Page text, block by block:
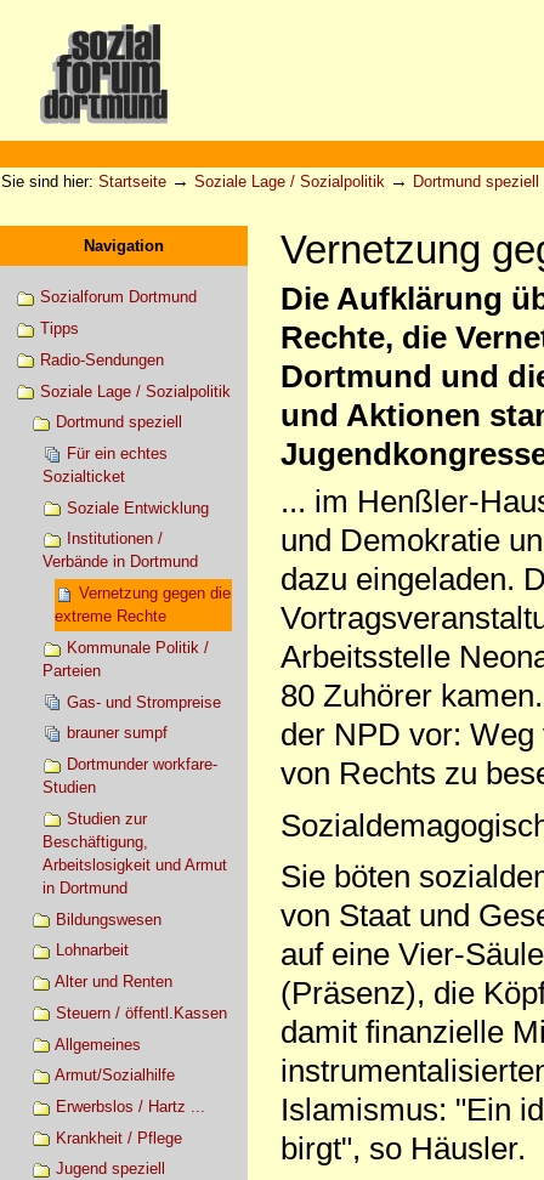
Werkzeuge
Sie sind hier: Startseite → Soziale Lage / Sozialpolitik → Dortmund speziell
Navigation
Sozialforum Dortmund
Tipps
Radio-Sendungen
Soziale Lage / Sozialpolitik
Dortmund speziell
Für ein echtes
Sozialticket
Soziale Entwicklung
Institutionen /
Verbände in Dortmund
Vernetzung gegen die
extreme Rechte
Kommunale Politik /
Parteien
Gas- und Strompreise
brauner sumpf
Dortmunder workfare-
Studien
Studien zur
Beschäftigung,
Arbeitslosigkeit und Armut
in Dortmund
Bildungswesen
Lohnarbeit
Alter und Renten
Steuern / öffentl.Kassen
Allgemeines
Armut/Sozialhilfe
Erwerbslos / Hartz ...
Krankheit / Pflege
Jugend speziell
Vernetzung
Die Aufklärung
Rechte, die
Dortmund und
und Aktionen
... im Henßler-
und Demokratie
dazu eingeladen.
Arbeitsstelle
80 Zuhörer
der NPD vor:
von Rechts zu
Sie böten
von Staat und
auf eine Vier-
(Präsenz), die
damit finanzielle
Islamismus: "Ein
birgt", so Häusler.